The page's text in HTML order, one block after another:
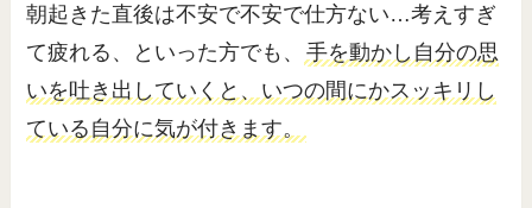
朝起きた直後は不安で不安で仕方ない…考えすぎ
て疲れる、といった方でも、 手を動かし自分の思
いを吐き出していくと、いつの間にかスッキリし
ている自分に気が付きます。